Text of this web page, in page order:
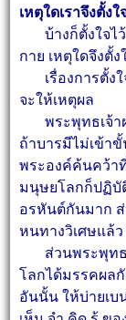
เหตุใดเราจึงตั้ง
บ้างก็ตั้งใจไว้
กาย เหตุใดจึงตั้
เรื่องการตั้งใ
จะให้เหตุผล
พระพุทธเจ้า
ถ้าบารมีไม่เข้า
พระองค์ค้นคว้า
มนุษยโลกก็ปฏิบั
อรหันต์กันมาก
หนทางวิเศษแล้
ส่วนพระพุทธเ
โลกได้มรรคผล
อันนั้น ให้บ่ายเบ